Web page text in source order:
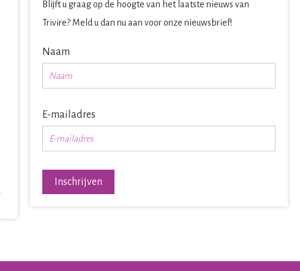
Blijft u graag op de hoogte van het laatste nieuws van
Trivire? Meld u dan nu aan voor onze nieuwsbrief!
Naam
E-mailadres
Inschrijven